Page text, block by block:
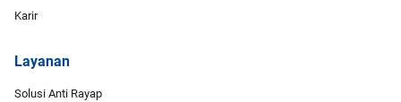
Karir
Layanan
Solusi Anti Rayap